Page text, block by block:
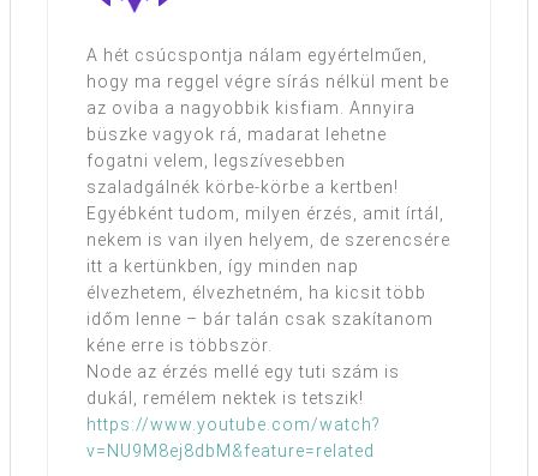
A hét csúcspontja nálam egyértelműen,
hogy ma reggel végre sírás nélkül ment be
az oviba a nagyobbik kisfiam. Annyira
büszke vagyok rá, madarat lehetne
fogatni velem, legszívesebben
szaladgálnék körbe-körbe a kertben!
Egyébként tudom, milyen érzés, amit írtál,
nekem is van ilyen helyem, de szerencsére
itt a kertünkben, így minden nap
élvezhetem, élvezhetném, ha kicsit több
időm lenne – bár talán csak szakítanom
kéne erre is többször.
Node az érzés mellé egy tuti szám is
dukál, remélem nektek is tetszik!
https://www.youtube.com/watch?
v=NU9M8ej8dbM&feature=related